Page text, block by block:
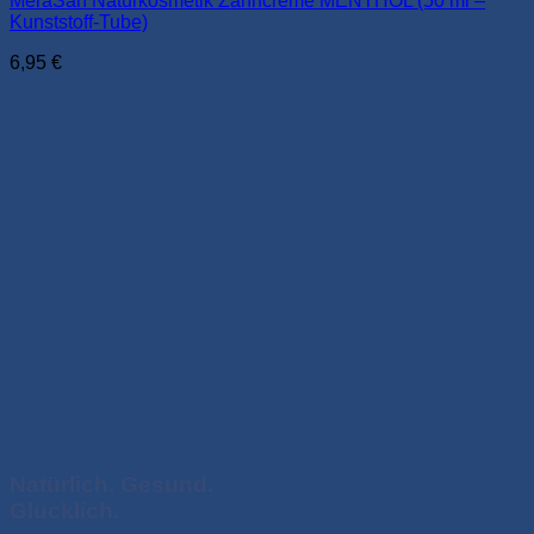
Kunststoff-Tube)
6,95 €